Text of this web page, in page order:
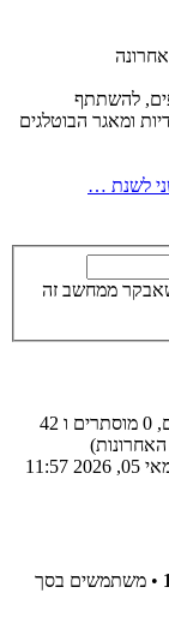
להשתתף
ומאגר הבוטלגים
ממחשב זה
משתמשים מחוברים :: 1 רשומים, 0 מוסתרים ו 42
ב ג' מאי 05, 2026 11:57
• משתמשים בסך